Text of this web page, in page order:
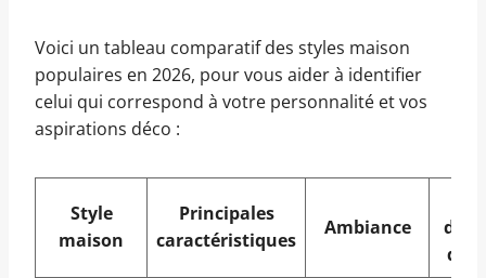
Voici un tableau comparatif des styles maison
populaires en 2026, pour vous aider à identifier
celui qui correspond à votre personnalité et vos
aspirations déco :
Style
maison
Principales
caractéristiques
Ambiance